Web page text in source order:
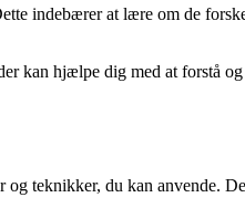
indebærer at lære om de
kan hjælpe dig med at forstå
teknikker, du kan anvende.